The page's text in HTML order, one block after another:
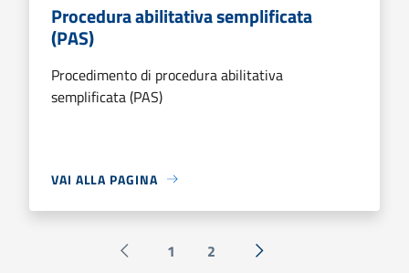
Procedura abilitativa semplificata
(PAS)
Procedimento di procedura abilitativa
semplificata (PAS)
VAI ALLA PAGINA
Pagina precedente
1 2 Successiva »